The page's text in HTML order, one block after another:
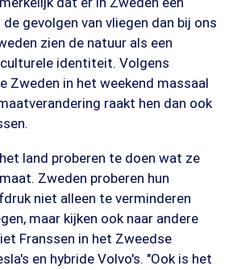
gevolgen van vliegen dan bij ons
zien de natuur als een
identiteit. Volgens
Zweden in het weekend massaal
raakt hen dan ook
land proberen te doen wat ze
Zweden proberen hun
niet alleen te verminderen
maar kijken ook naar andere
Franssen in het Zweedse
en hybride Volvo's. "Ook is het